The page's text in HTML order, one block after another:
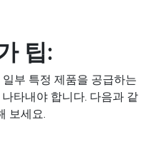
팁:
부 특정 제품을 공급하는
타내야 합니다. 다음과 같
보세요.